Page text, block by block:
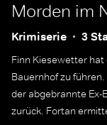
Morden im
Krimiserie 3
Finn Kiesewetter hat
Bauernhof zu
der abgebrannte Ex-
zurück. Fortan